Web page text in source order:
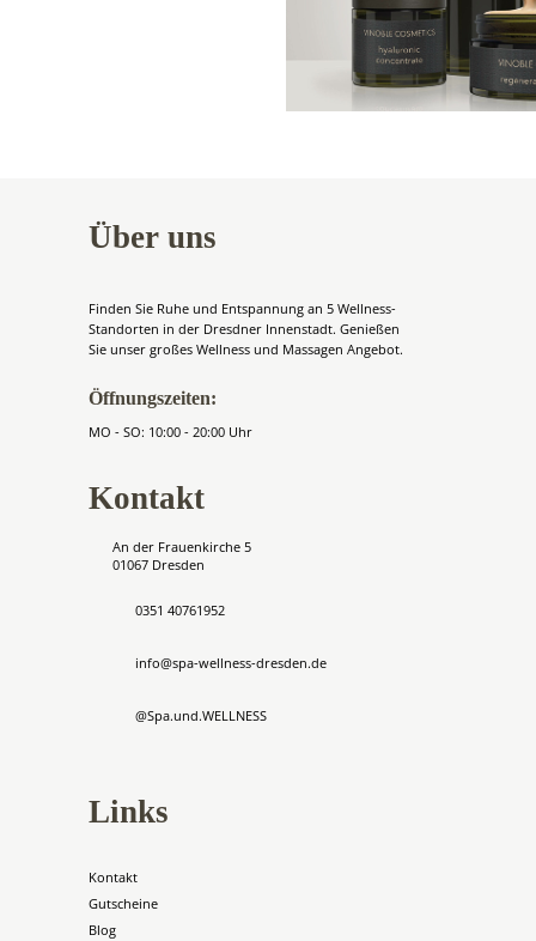
Über uns
Finden Sie Ruhe und Entspannung an 5 Wellness-
Standorten in der Dresdner Innenstadt. Genießen
Sie unser großes Wellness und Massagen Angebot.
Öffnungszeiten:
MO - SO: 10:00 - 20:00 Uhr
Kontakt
An der Frauenkirche 5
01067 Dresden
0351 40761952
info@spa-wellness-dresden.de
@Spa.und.WELLNESS
Links
Kontakt
Gutscheine
Blog